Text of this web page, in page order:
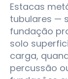
Estacas
tubulares —
fundação
solo
carga,
percussão